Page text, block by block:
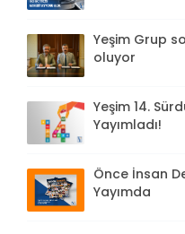
Yeşim Grup
oluyor
Yeşim 14.
Yayımladı!
Önce İnsan
Yayımda